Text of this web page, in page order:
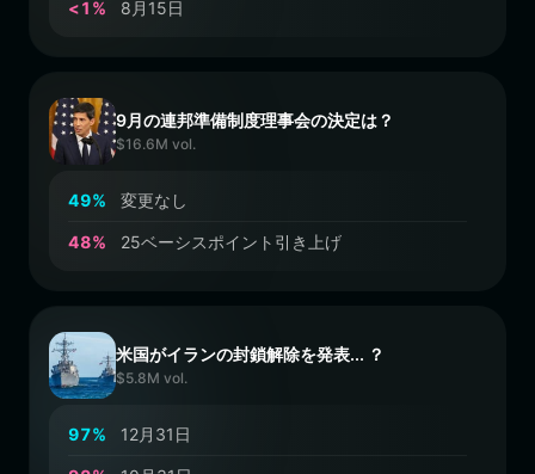
<1 % 8月15日
9月の連邦準備制度理事会の決定は？
$16.6M vol.
49% 変更なし
48% 25ベーシスポイント引き上げ
米国がイランの封鎖解除を発表... ？
$5.8M vol.
97% 12月31日